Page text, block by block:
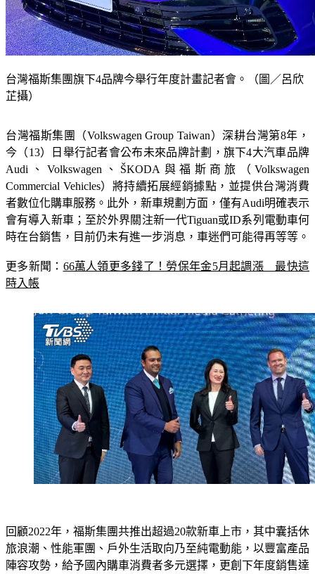
台灣福斯集團旗下4品牌今舉行年度計畫記者會。（圖／呂欣
台灣福斯集團（Volkswagen Group Taiwan）深耕台灣第8年，
今（13）日舉行記者會公布未來品牌計劃，旗下4大汽車品牌
Audi、Volkswagen、ŠKODA與福斯商旅（Volkswagen
Commercial Vehicles）將持續拓展經銷據點，並提供台灣消費
者數位化購車服務。此外，新車規劃方面，僅有Audi明確表示
會有導入新車；至於外界關注新一代Tiguan或ID系列電動車何
更多新聞：
回顧2022年，福斯集團共推出超過20款新車上市，其中囊括休
旅浪潮、性能軍團、戶外生活取向乃至純電動能，以豐富產品